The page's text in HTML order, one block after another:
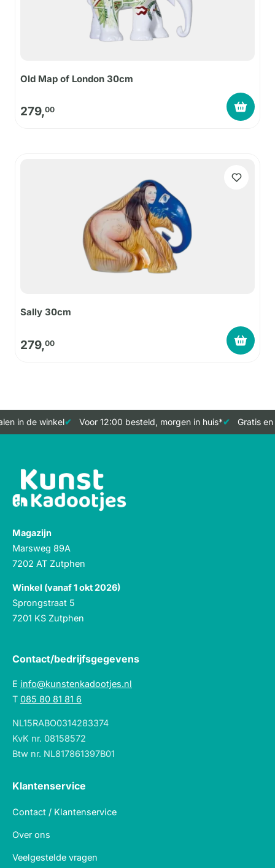
Old Map of London 30cm
279,00
Sally 30cm
279,00
in de winkel Voor 12:00 besteld, morgen in huis* Gratis
Magazijn
Marsweg 89A
7202 AT Zutphen
Winkel (vanaf 1 okt 2026)
Sprongstraat 5
7201 KS Zutphen
Contact/bedrijfsgegevens
E info@kunstenkadootjes.nl
T 085 80 81 81 6
NL15RABO0314283374
KvK nr. 08158572
Btw nr. NL817861397B01
Klantenservice
Contact / Klantenservice
Over ons
Veelgestelde vragen